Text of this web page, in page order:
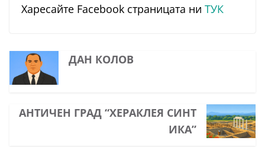
Харесайте Facebook страницата ни ТУК
ДАН КОЛОВ
АНТИЧЕН ГРАД “ХЕРАКЛЕЯ СИНТ
ИКА”